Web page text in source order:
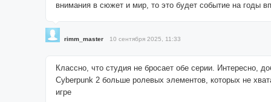
внимания в сюжет и мир, то это будет событие на годы
rimm_master 10 сентября 2025, 11:33
Классно, что студия не бросает обе серии. Интересно,
Cyberpunk 2 больше ролевых элементов, которых не
игре